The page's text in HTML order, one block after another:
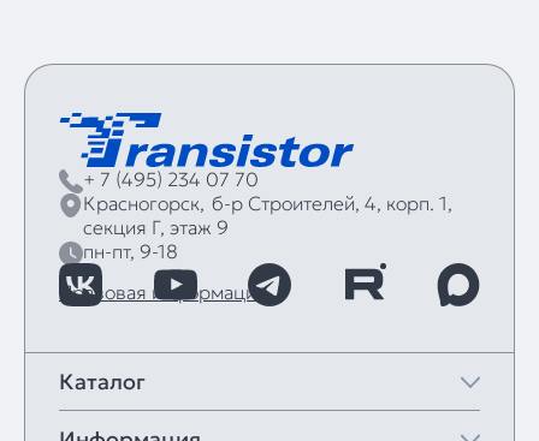
+ 7 (495) 234 07 70
Красногорск, б‑р Строителей, 4, корп. 1,
секция Г, этаж 9
пн-пт, 9-18
Правовая информация
Каталог